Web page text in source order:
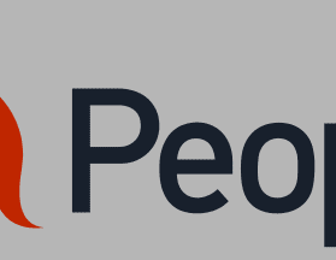
cookieyes-other
cookieyes-performance
cookieyesID
csmm_menu